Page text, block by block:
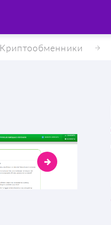
Криптообменники